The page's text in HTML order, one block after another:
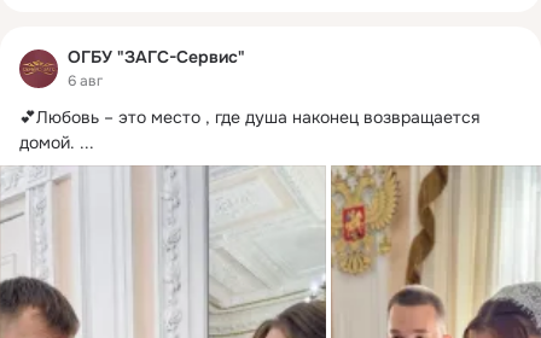
ОГБУ "ЗАГС-Сервис"
6 авг
💕Любовь – это место , где душа наконец возвращается
домой. ...